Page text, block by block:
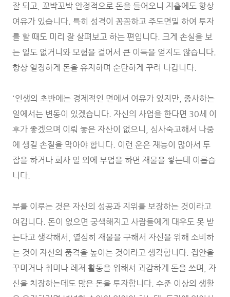
잘 되고, 꼬박꼬박 안정적으로 돈을 들어오니 지출에도 항상
여유가 있습니다. 특히 성격이 꼼꼼하고 주도면밀 하여 투자
를 할 때도 미리 잘 살펴보고 하는 편입니다. 크게 손실을 보
는 일도 없거니와 모험을 걸어서 큰 이득을 얻지도 않습니다.
항상 일정하게 돈을 유지하며 순탄하게 꾸려 나갑니다.
'인생의 초반에는 경제적인 면에서 여유가 있지만, 종사하는
일에서는 변동이 있겠습니다. 자신의 사업을 한다면 30세 이
후가 좋겠으며 이뤄 놓은 자산이 없으니, 심사숙고해서 나중
에 생길 손질을 막아야 합니다. 이런 운은 재능이 많아서 투
잡을 하거나 회사 일 외에 부업을 하면 재물을 쌓는데 이롭습
니다.
부를 이루는 것은 자신의 성공과 지위를 보장하는 것이라고
여깁니다. 돈이 없으면 궁색해지고 사람들에게 대우도 못 받
는다고 생각해서, 열심히 재물을 구해서 자신을 위해 소비하
는 것이 자신의 품격을 높이는 것이라고 생각합니다. 집안을
꾸미거나 취미나 레저 활동을 위해서 과감하게 돈을 쓰며, 자
신을 치장하는데도 많은 돈을 투자합니다. 수준 이상의 생활